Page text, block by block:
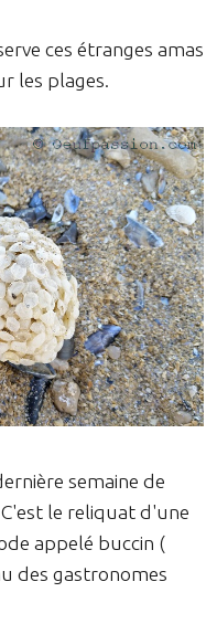
ces étranges amas
les plages.
semaine de
le reliquat d'une
appelé buccin (
des gastronomes